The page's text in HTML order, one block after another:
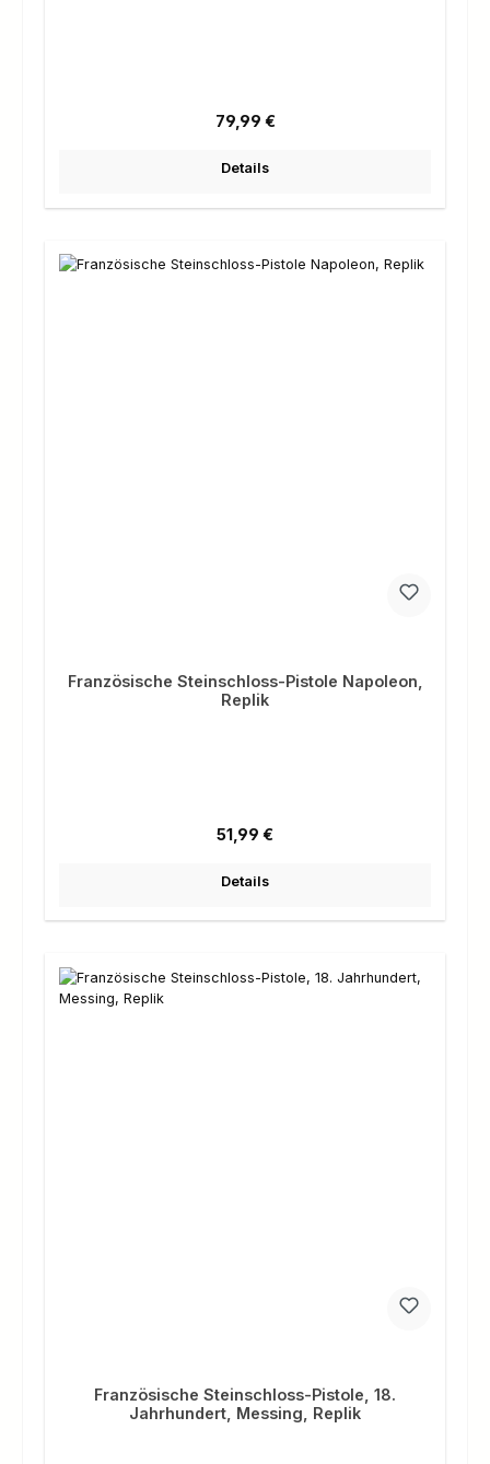
Regulärer Preis:
79,99 €
Details
Französische Steinschloss-Pistole Napoleon,
Replik
Regulärer Preis:
51,99 €
Details
Französische Steinschloss-Pistole, 18.
Jahrhundert, Messing, Replik